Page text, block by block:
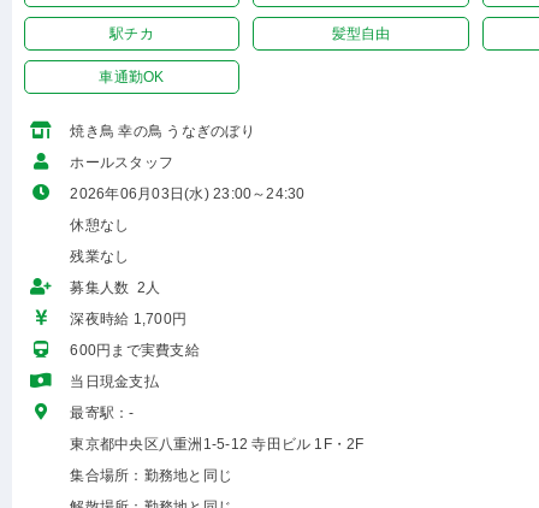
駅チカ 髪型自由
車通勤OK
焼き鳥 幸の鳥 うなぎのぼり
ホールスタッフ
2026年06月03日(水) 23:00～24:30
休憩なし
残業なし
募集人数 2人
深夜時給 1,700円
600円まで実費支給
当日現金支払
最寄駅：-
東京都中央区八重洲1-5-12 寺田ビル 1F・2F
集合場所：勤務地と同じ